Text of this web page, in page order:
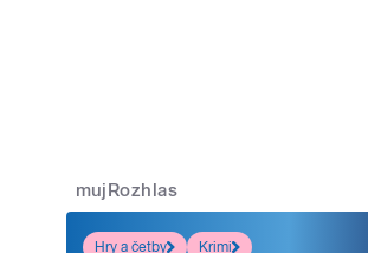
mujRozhlas
Hry a četby Krimi